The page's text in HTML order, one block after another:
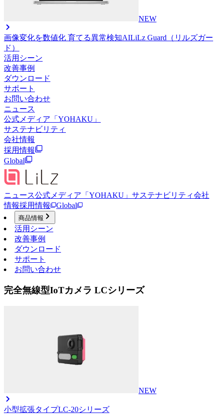
NEW
画像変化を数値化 育てる異常検知AILiLz Guard（リルズガー
ド）
活用シーン
改善事例
ダウンロード
サポート
お問い合わせ
ニュース
公式メディア「YOHAKU」
サステナビリティ
会社情報
採用情報
Global
ニュース公式メディア「YOHAKU」 サステナビリティ会社
情報採用情報 Global
商品情報
活用シーン
改善事例
ダウンロード
サポート
お問い合わせ
完全無線型IoTカメラ LCシリーズ
NEW
小型拡張タイプLC-20シリーズ